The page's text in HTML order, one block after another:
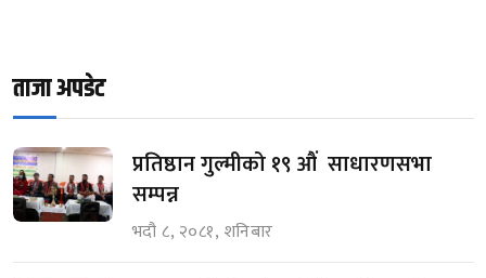
ताजा अपडेट
प्रतिष्ठान गुल्मीको १९ औं साधारणसभा
सम्पन्न
भदौ ८, २०८१, शनिबार